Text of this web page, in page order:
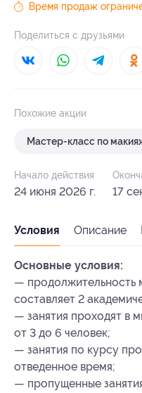
Время продаж
Поделиться с друзьями
Похожие акции
Мастер-класс по
Начало действия
24 июня 2026 г. 17
Условия Описание
Основные условия:
— продолжительность
составляет 2
— занятия проходят в
от 3 до 6 человек;
— занятия по курсу
отведенное время;
— пропущенные